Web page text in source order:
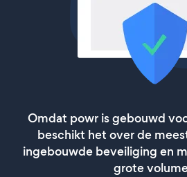
Omdat powr is gebouwd
beschikt het over de
ingebouwde beveiliging en
grote